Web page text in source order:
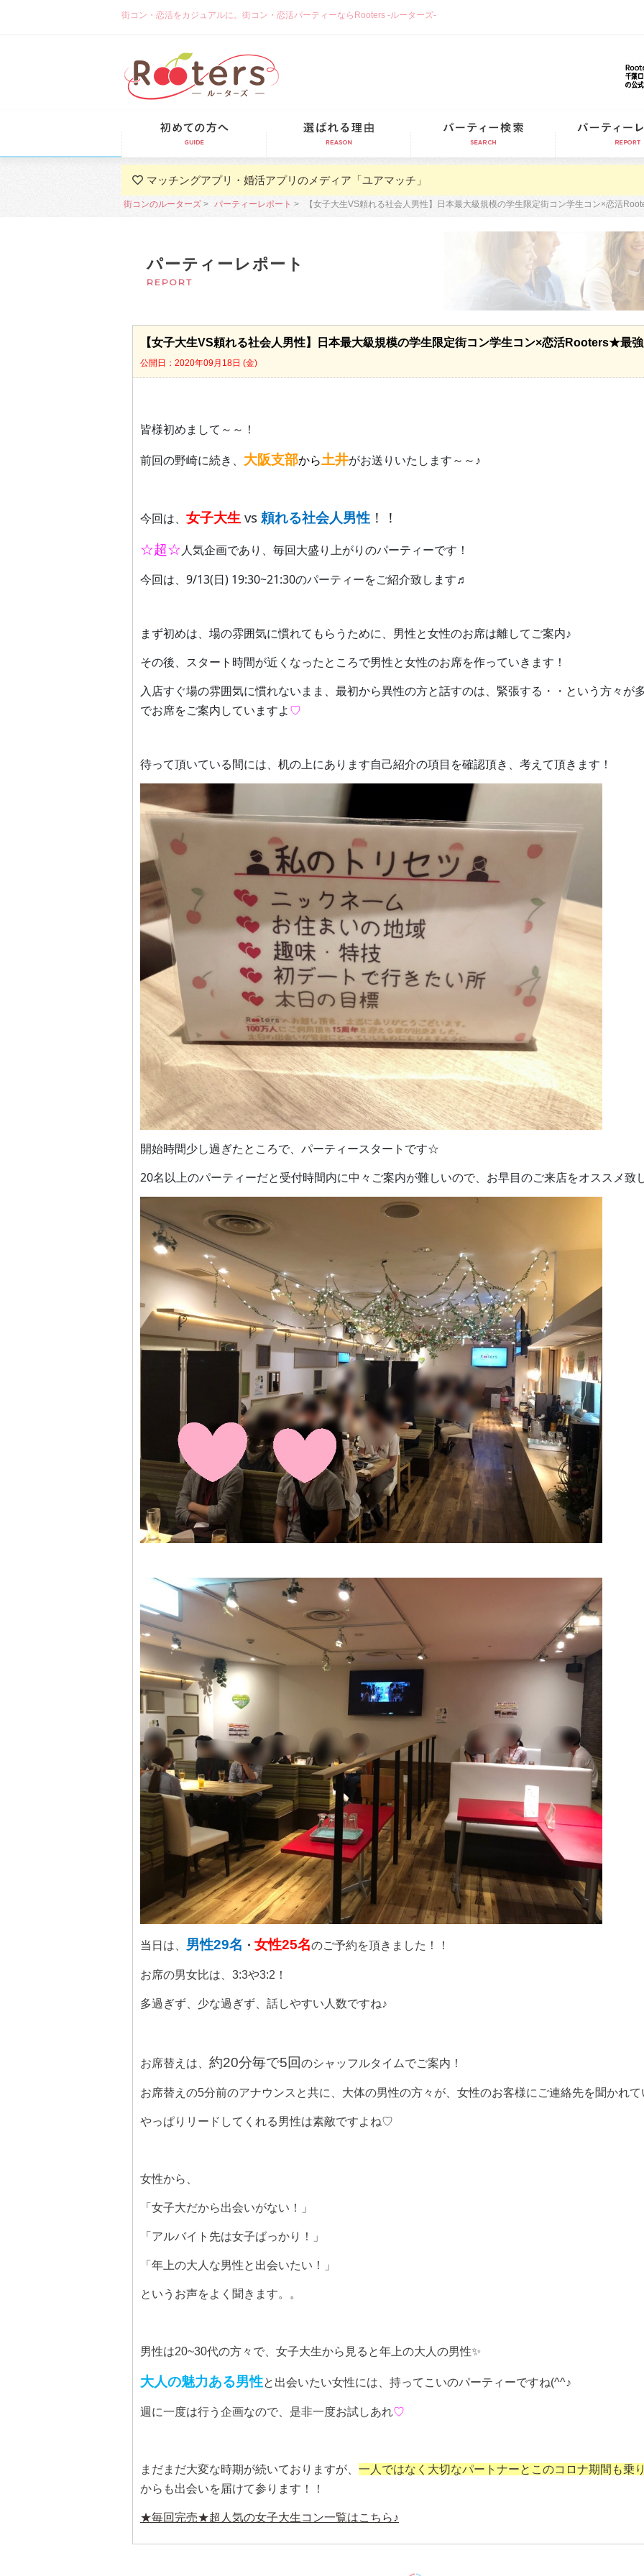
街コン・恋活をカジュアルに。街コン・恋活パーティーならRooters -ルーターズ-
マッチングアプリ・婚活アプリのメディア「ユアマッチ」
街コンのルーターズ パーティーレポート 【女子大生VS頼れる社会人男性】日本最大級規模の学生限定街コン学生コン×恋活
パーティーレポート
REPORT
【女子大生VS頼れる社会人男性】日本最大級規模の学生限定街コン学生コン×恋活Rooters★最
公開日：2020年09月18日 (金)
皆様初めまして～～！
前回の野崎に続き、 大阪支部から土井がお送りいたします～～♪
今回は、 女子大生 vs 頼れる社会人男性 ！！
☆超☆ 人気企画であり、毎回大盛り上がりのパーティーです！
今回は、 9/13( 日 ) 19:30~21:30のパーティーをご紹介致します♬
まず初めは、場の雰囲気に慣れてもらうために、男性と女性のお席は離してご案内♪
その後、スタート時間が近くなったところで男性と女性のお席を作っていきます！
入店すぐ場の雰囲気に慣れないまま、最初から異性の方と話すのは、緊張する・・という方々が
でお席をご案内していますよ ♡
待って頂いている間には、机の上にあります自己紹介の項目を確認頂き、考えて頂きます！
開始時間少し過ぎたところで、パーティースタートです☆
20名以上のパーティーだと受付時間内に中々ご案内が難しいので、お早目のご来店をオススメ致
当日は、 男性29名 ・ 女性25名のご予約を頂きました！！
お席の男女比は、 3:3や3:2 ！
多過ぎず、少な過ぎず、話しやすい人数ですね♪
お席替えは、 約20分毎で5回のシャッフルタイムでご案内！
お席替えの5分前のアナウンスと共に、大体の男性の方々が、女性のお客様にご連絡先を聞かれて
やっぱりリードしてくれる男性は素敵ですよね♡
女性から、
「女子大だから出会いがない！」
「アルバイト先は女子ばっかり！」
「年上の大人な男性と出会いたい！」
というお声をよく聞きます。。
男性は20~30代の方々で、女子大生から見ると年上の大人の男性✨
大人の魅力ある男性と出会いたい女性には、持ってこいのパーティーですね(^^♪
週に一度は行う企画なので、是非一度お試しあれ♡
まだまだ大変な時期が続いておりますが、 一人ではなく大切なパートナーとこのコロナ期間も乗
からも出会いを届けて参ります！！
★毎回完売★超人気の女子大生コン一覧はこちら♪